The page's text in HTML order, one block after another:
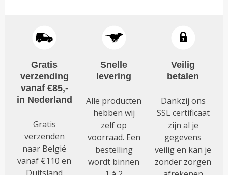
Gratis
verzending
vanaf €85,-
in Nederland
Gratis
verzenden
naar België
vanaf €110 en
Snelle
levering
Alle producten
hebben wij
zelf op
voorraad. Een
bestelling
wordt binnen
Veilig
betalen
Dankzij ons
SSL certificaat
zijn al je
gegevens
veilig en kan je
zonder zorgen